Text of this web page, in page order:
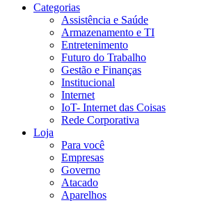
Categorias
Assistência e Saúde
Armazenamento e TI
Entretenimento
Futuro do Trabalho
Gestão e Finanças
Institucional
Internet
IoT- Internet das Coisas
Rede Corporativa
Loja
Para você
Empresas
Governo
Atacado
Aparelhos